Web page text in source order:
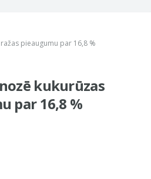
pieaugumu par 16,8 %
kukurūzas
par 16,8 %